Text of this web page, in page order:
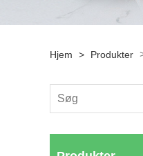
Hjem > Produkter